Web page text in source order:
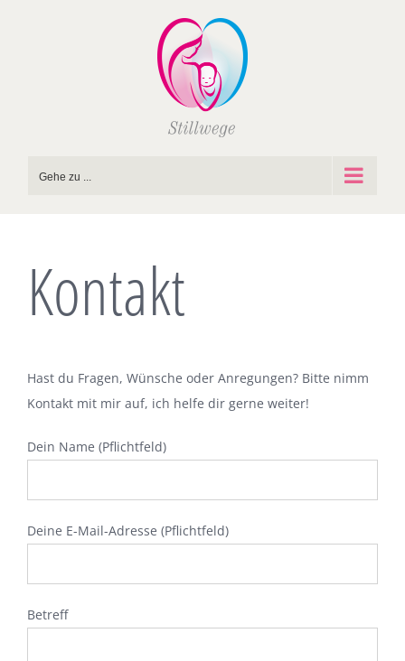
Gehe zu ...
Kontakt
Hast du Fragen, Wünsche oder Anregungen? Bitte nimm
Kontakt mit mir auf, ich helfe dir gerne weiter!
Dein Name (Pflichtfeld)
Deine E-Mail-Adresse (Pflichtfeld)
Betreff